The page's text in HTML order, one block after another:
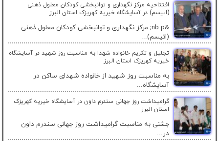
افتتاحیه مرکز نگهداری و توانبخشی کودکان معلول ذهنی
(اتیسم) در آسایشگاه خیریه کهریزک استان البرز
&nb p; مرکز نگهداری و توانبخشی کودکان معلول ذهنی
(اتیسم)...
تجلیل و تکریم خانواده شهدا به مناسبت روز شهید در آسایشگاه
خیریه کهریزک استان البرز
به مناسبت روز شهید از خانواده شهدای ساکن در
آسایشگاه...
گرامیداشت روز جهانی سندرم داون در آسایشگاه خیریه کهریزک
استان البرز
جشنی به مناسبت گرامیداشت روز جهانی سندرم داون
در...